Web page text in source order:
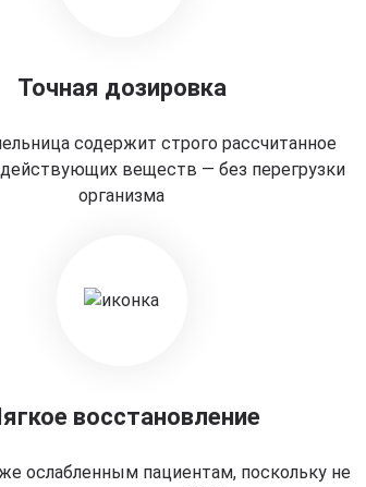
Точная дозировка
содержит строго рассчитанное
веществ — без перегрузки
организма
восстановление
ослабленным пациентам, поскольку не